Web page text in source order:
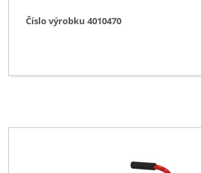
Číslo výrobku 4010470